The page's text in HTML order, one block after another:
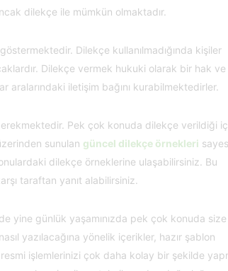
dilekçe ile mümkün olmaktadır.
Dilekçe kullanılmadığında kişiler
Dilekçe vermek hukuki olarak bir hak ve
iletişim bağını kurabilmektedirler.
Pek çok konuda dilekçe verildiği
sunulan güncel dilekçe örnekleri
dilekçe örneklerine ulaşabilirsiniz. Bu
taraftan yanıt alabilirsiniz.
de yine günlük yaşamınızda pek çok konuda size
yazılacağına yönelik içerikler, hazır şablon
işlemlerinizi çok daha kolay bir şekilde